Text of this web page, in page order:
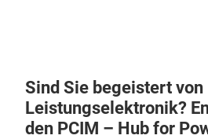
Sind Sie begeistert von
Leistungselektronik?
den PCIM – Hub for